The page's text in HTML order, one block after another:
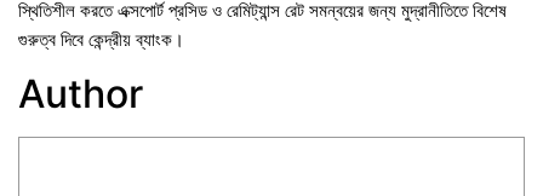
স্থিতিশীল করতে এক্সপোর্ট প্রসিড ও রেমিট্যান্স রেট সমন্বয়ের জন্য মুদ্রানীতিতে বিশেষ
গুরুত্ব দিবে কেন্দ্রীয় ব্যাংক।
Author